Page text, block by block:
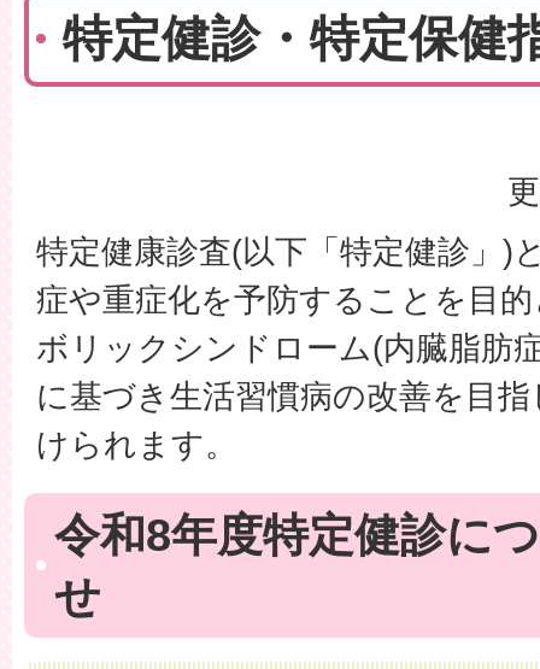
特定健診・特定保健
特定健康診査(以下「特定健診」)
症や重症化を予防することを目
ボリックシンドローム(内臓脂肪
に基づき生活習慣病の改善を目
けられます。
令和8年度特定健診に
せ